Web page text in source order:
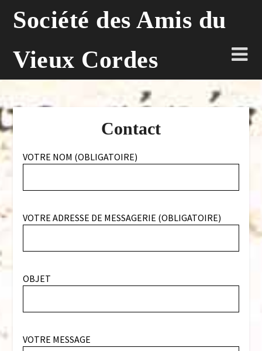
Société des Amis du
Vieux Cordes
Contact
VOTRE NOM (OBLIGATOIRE)
VOTRE ADRESSE DE MESSAGERIE (OBLIGATOIRE)
OBJET
VOTRE MESSAGE